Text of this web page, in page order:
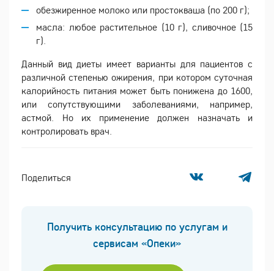
обезжиренное молоко или простокваша (по 200 г);
масла: любое растительное (10 г), сливочное (15
г).
Данный вид диеты имеет варианты для пациентов с
различной степенью ожирения, при котором суточная
калорийность питания может быть понижена до 1600,
или сопутствующими заболеваниями, например,
астмой. Но их применение должен назначать и
контролировать врач.
Поделиться
Получить консультацию по услугам и
сервисам «Опеки»